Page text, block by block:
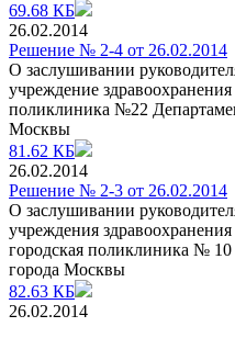
69.68 КБ
26.02.2014
Решение № 2-4 от 26.02.2014
О заслушивании
учреждение
поликлиника №22
Москвы
81.62 КБ
26.02.2014
Решение № 2-3 от 26.02.2014
О заслушивании
учреждения
городская поликлиника № 10
города Москвы
82.63 КБ
26.02.2014